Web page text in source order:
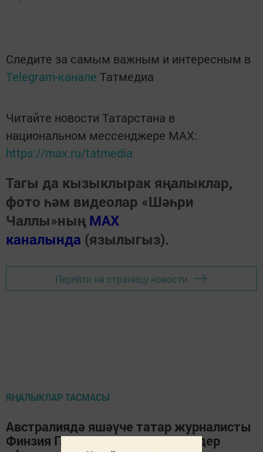
Следите за самым важным и интересным в
Telegram-канале Татмедиа
Читайте новости Татарстана в
национальном мессенджере MАХ:
https://max.ru/tatmedia
Тагы да кызыклырак яңалыклар,
фото һәм видеолар «Шәһри
Чаллы»ның MAX
каналында (язылыгыз).
Перейти на страницу новости
ЯҢАЛЫКЛАР ТАСМАСЫ
Австралиядә яшәүче татар журналисты
Финзия Газизова: «Монда чөгендер